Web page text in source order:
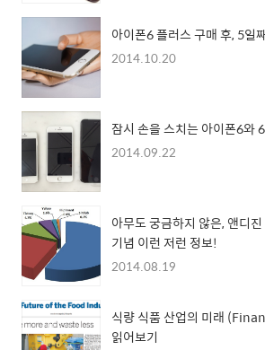
아이폰6 플러스 구매 후, 5일
2014.10.20
잠시 손을 스치는 아이폰6와
2014.09.22
아무도 궁금하지 않은, 앤디
기념 이런 저런 정보!
2014.08.19
식량 식품 산업의 미래
읽어보기